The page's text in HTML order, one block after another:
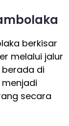
berkisar
melalui jalur
di
secara